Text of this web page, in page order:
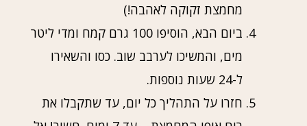
מחמצת זקוקה לאהבה!)
ביום הבא, הוסיפו 100 גרם קמח ומדי ליטר
מים, והמשיכו לערבב שוב. כסו והשאירו
ל-24 שעות נוספות.
חזרו על התהליך כל יום, עד שתקבלו את